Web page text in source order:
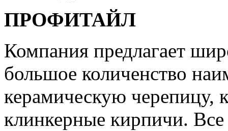
ПРОФИТАЙЛ
Компания предлагает
большое количенство
керамическую черепицу,
клинкерные кирпичи.